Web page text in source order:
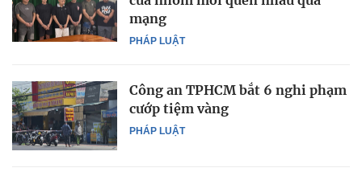
PHÁP LUẬT
mạng
PHÁP LUẬT
Công an TPHCM bắt 6 nghi phạm
cướp tiệm vàng